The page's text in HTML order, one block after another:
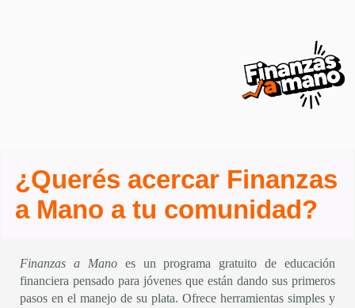
¿Querés acercar Finanzas
a Mano a tu comunidad?
Finanzas a Manoes un programa gratuito de educación
financiera pensado para jóvenes que están dando sus primeros
pasos en el manejo de su plata. Ofrece herramientas simples y